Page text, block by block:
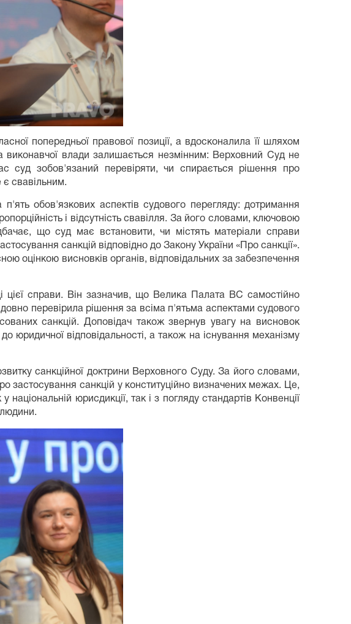
попередньої правової позиції, а вдосконалила її шляхом
виконавчої влади залишається незмінним: Верховний Суд не
суд зобов'язаний перевіряти, чи спирається рішення про
є свавільним.
обов'язкових аспектів судового перегляду: дотримання
і відсутність свавілля. За його словами, ключовою
що суд має встановити, чи містять матеріали справи
санкцій відповідно до Закону України «Про санкції».
оцінкою висновків органів, відповідальних за забезпечення
цієї справи. Він зазначив, що Велика Палата ВС самостійно
перевірила рішення за всіма п'ятьма аспектами судового
санкцій. Доповідач також звернув увагу на висновок
юридичної відповідальності, а також на існування механізму
санкційної доктрини Верховного Суду. За його словами,
застосування санкцій у конституційно визначених межах. Це,
юрисдикції, так і з погляду стандартів Конвенції